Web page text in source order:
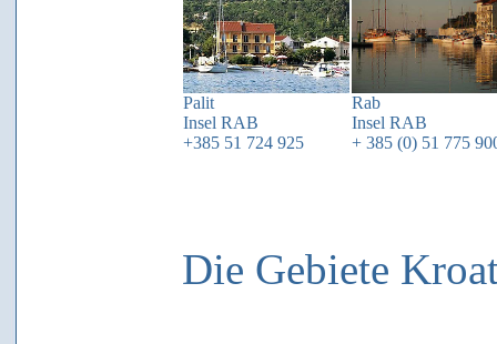
Palit
Insel RAB
+385 51 724 925
Rab
Insel RAB
+ 385 (0) 51 775
Die Gebiete